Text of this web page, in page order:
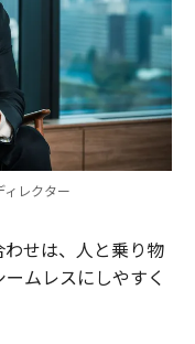
レクター
せは、人と乗り物
ムレスにしやすく